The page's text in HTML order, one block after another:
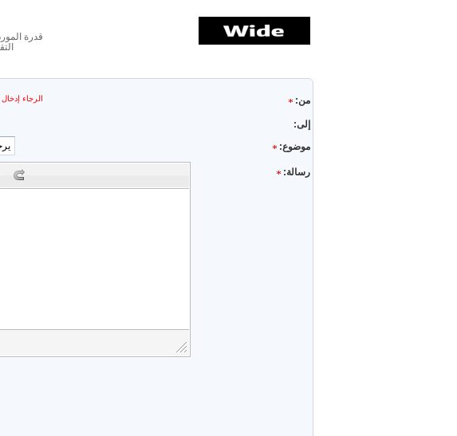
قدرة
من: الرجاء
إلى:
موضوع:
رسالة: